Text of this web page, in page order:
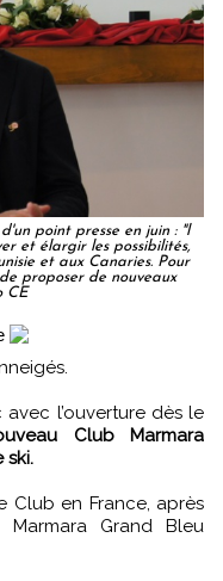
point presse en juin : "l
et élargir les possibilités,
et aux Canaries. Pour
proposer de nouveaux
CE
l’ouverture dès le
Club Marmara
ski.
Club en France, après
Grand Bleu